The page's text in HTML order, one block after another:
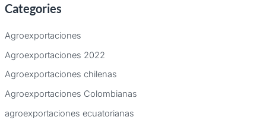
s
r
p
o
r
Categories
Agroexportaciones
Agroexportaciones 2022
Agroexportaciones chilenas
Agroexportaciones Colombianas
agroexportaciones ecuatorianas